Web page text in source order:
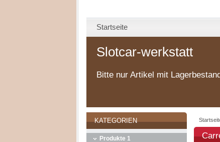
Startseite
Slotcar-werkstatt
Bitte nur Artikel mit
KATEGORIEN
Produkte 1